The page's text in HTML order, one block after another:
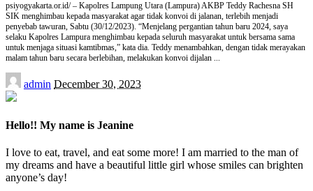
psiyogyakarta.or.id/ – Kapolres Lampung Utara (Lampura) AKBP Teddy Rachesna SH
SIK menghimbau kepada masyarakat agar tidak konvoi di jalanan, terlebih menjadi
penyebab tawuran, Sabtu (30/12/2023). “Menjelang pergantian tahun baru 2024, saya
selaku Kapolres Lampura menghimbau kepada seluruh masyarakat untuk bersama sama
untuk menjaga situasi kamtibmas,” kata dia. Teddy menambahkan, dengan tidak merayakan
malam tahun baru secara berlebihan, melakukan konvoi dijalan ...
Posted
by
admin December 30, 2023
Hello!! My name is Jeanine
I love to eat, travel, and eat some more! I am married to the man of
my dreams and have a beautiful little girl whose smiles can brighten
anyone’s day!